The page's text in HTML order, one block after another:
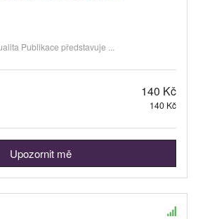
Publikace představuje ...
140 Kč
140 Kč
Upozornit mě